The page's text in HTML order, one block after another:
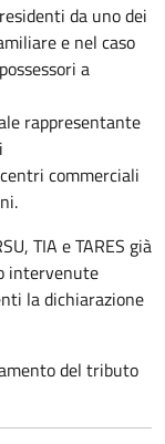
da uno dei
e nel caso
a
rappresentante
commerciali
TIA e TARES già
intervenute
la dichiarazione
del tributo